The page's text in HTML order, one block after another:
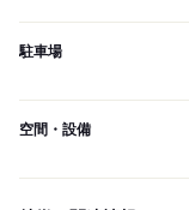
駐車場
空間・設備